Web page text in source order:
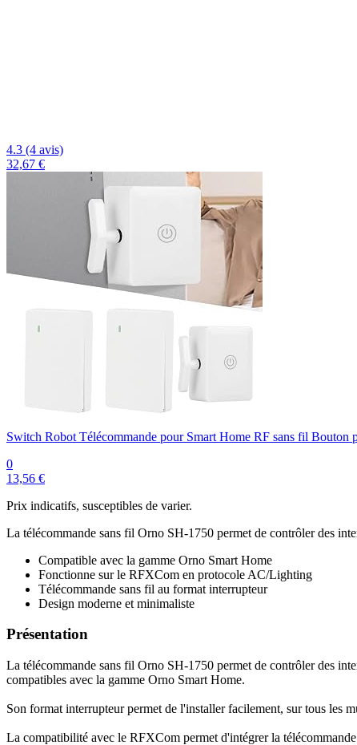
4.3 (4 avis)
32,67 €
Switch Robot Télécommande pour Smart Home RF sans fil Bouton
0
13,56 €
Prix indicatifs, susceptibles de varier.
La télécommande sans fil Orno SH-1750 permet de contrôler des
Compatible avec la gamme Orno Smart Home
Fonctionne sur le RFXCom en protocole AC/Lighting
Télécommande sans fil au format interrupteur
Design moderne et minimaliste
Présentation
La télécommande sans fil Orno SH-1750 permet de contrôler des
compatibles avec la gamme Orno Smart Home.
Son format interrupteur permet de l'installer facilement, sur tous les
La compatibilité avec le RFXCom permet d'intégrer la